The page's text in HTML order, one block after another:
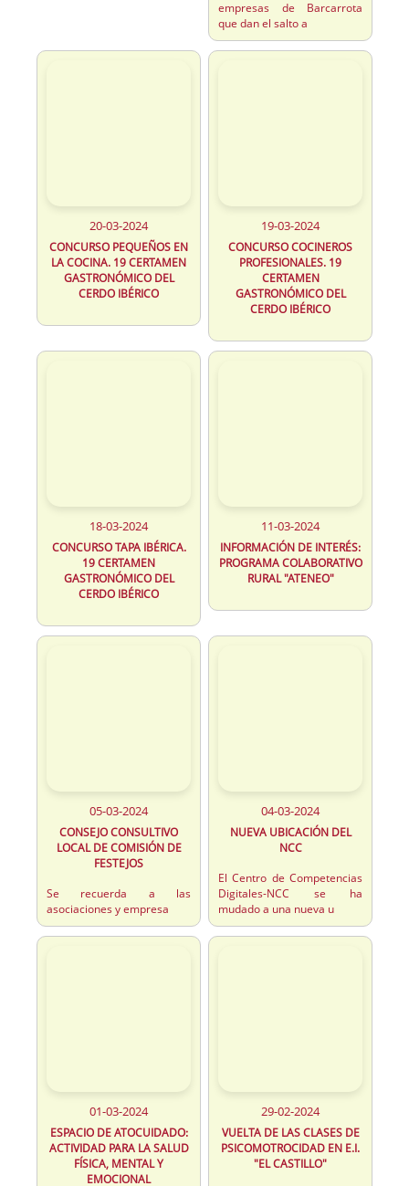
empresas de Barcarrota
que dan el salto a
20-03-2024
CONCURSO PEQUEÑOS EN
LA COCINA. 19 CERTAMEN
GASTRONÓMICO DEL
CERDO IBÉRICO
19-03-2024
CONCURSO COCINEROS
PROFESIONALES. 19
CERTAMEN
GASTRONÓMICO DEL
CERDO IBÉRICO
18-03-2024
CONCURSO TAPA IBÉRICA.
19 CERTAMEN
GASTRONÓMICO DEL
CERDO IBÉRICO
11-03-2024
INFORMACIÓN DE INTERÉS:
PROGRAMA COLABORATIVO
RURAL "ATENEO"
05-03-2024
CONSEJO CONSULTIVO
LOCAL DE COMISIÓN DE
FESTEJOS
Se recuerda a las
asociaciones y empresa
04-03-2024
NUEVA UBICACIÓN DEL
NCC
El Centro de Competencias
Digitales-NCC se ha
mudado a una nueva u
01-03-2024
ESPACIO DE ATOCUIDADO:
ACTIVIDAD PARA LA SALUD
FÍSICA, MENTAL Y
EMOCIONAL
29-02-2024
VUELTA DE LAS CLASES DE
PSICOMOTROCIDAD EN E.I.
"EL CASTILLO"